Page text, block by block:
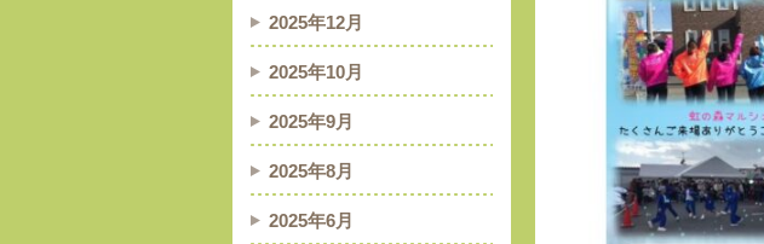
2025年12月
2025年10月
2025年9月
2025年8月
2025年6月